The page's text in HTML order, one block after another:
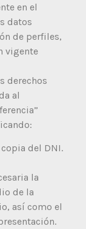
en el
datos
de perfiles,
vigente
derechos
al
del DNI.
la
de la
así como el